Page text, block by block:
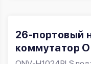
26-портовый
коммутатор